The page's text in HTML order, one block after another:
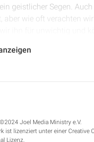
geistlicher Segen.
aber wie oft verachten
der schnell wieder
lesen wir in Vers 2: "Da
Land, das ich dir
dir und deinem Samen
Joel Media Ministry e.V.
ist lizenziert unter einer
Lizenz.